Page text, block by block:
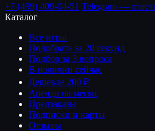
+7 (499) 409-04-51 Telegram —
Каталог
Все игры
Подобрать за 20 секунд
Подбор за 3 вопроса
В наличии сейчас
Дешевле 200 ₽
Аренда на месяц
Предзаказы
Подписки и карты
Отзывы